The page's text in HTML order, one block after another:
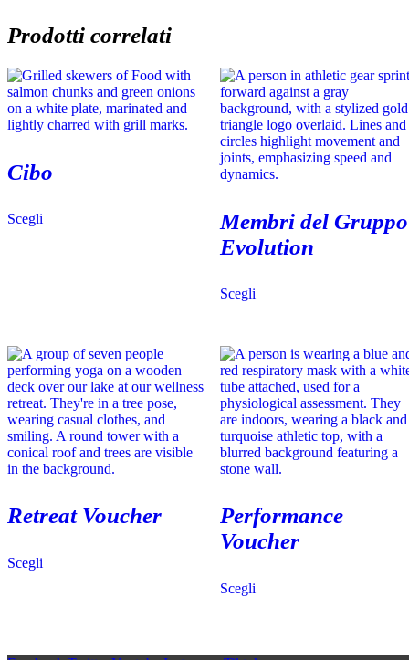
Prodotti correlati
Cibo
Scegli
Membri del Gruppo
Evolution
Scegli
Retreat Voucher
Scegliprodotto
Performance
Voucher
Scegliprodotto
Le